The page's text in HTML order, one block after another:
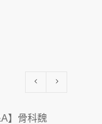
」逆
】骨科魏